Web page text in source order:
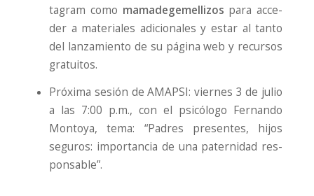
ta­gram como mama­de­ge­me­lli­zos para acce­
der a mate­ria­les adi­cio­na­les y estar al tan­to
del lan­za­mien­to de su pági­na web y recur­sos
gra­tui­tos.
Pró­xi­ma sesión de AMAPSI: vier­nes 3 de julio
a las 7:00 p.m., con el psi­có­lo­go Fer­nan­do
Mon­to­ya, tema: “Padres pre­sen­tes, hijos
segu­ros: impor­tan­cia de una pater­ni­dad res­
pon­sa­ble”.